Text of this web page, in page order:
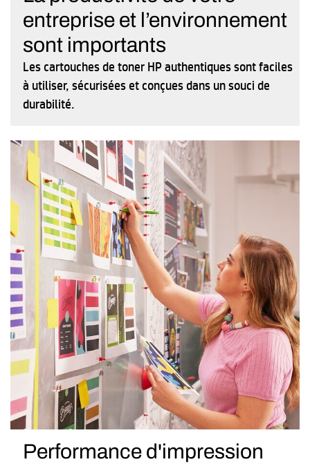
entreprise et l’environnement
sont importants
Les cartouches de toner HP authentiques sont faciles
à utiliser, sécurisées et conçues dans un souci de
durabilité.
Performance d'impression